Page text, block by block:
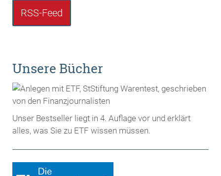
RSS-Feed
Unsere Bücher
Unser Bestseller liegt in 4. Auflage vor und erklärt
alles, was Sie zu ETF wissen müssen.